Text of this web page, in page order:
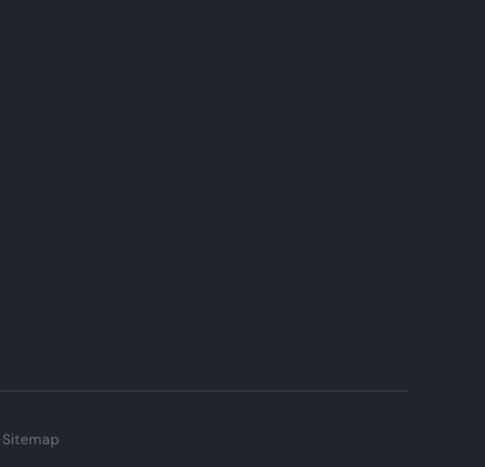
Sitemap